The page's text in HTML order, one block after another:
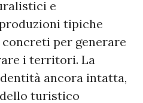
e
tipiche
per generare
i territori. La
ancora intatta,
turistico